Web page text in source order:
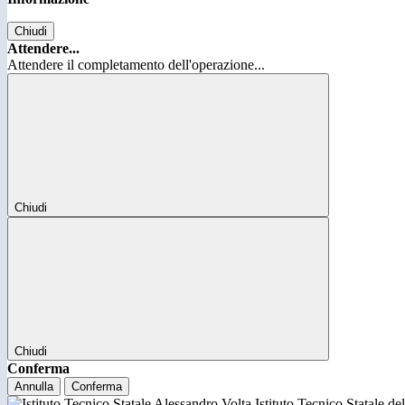
Chiudi
Attendere...
Attendere il completamento dell'operazione...
Chiudi
Chiudi
Conferma
Annulla Conferma